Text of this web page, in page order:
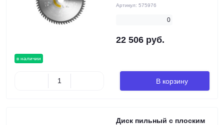
в наличии
Артикул: 575976
0
22 506 руб.
В корзину
Диск пильный с плоским